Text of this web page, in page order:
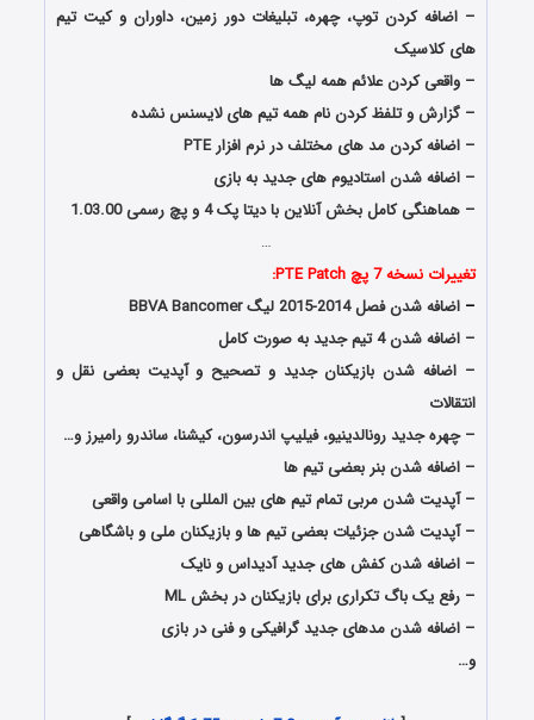
– اضافه کردن توپ، چهره، تبلیغات دور زمین، داوران و کیت تیم
های کلاسیک
– واقعی کردن علائم همه لیگ ها
– گزارش و تلفظ کردن نام همه تیم های لایسنس نشده
– اضافه کردن مد های مختلف در نرم افزار PTE
– اضافه شدن استادیوم های جدید به بازی
– هماهنگی کامل بخش آنلاین با دیتا پک 4 و پچ رسمی 1.03.00
…
تغییرات نسخه 7 پچ PTE Patch:
– اضافه شدن فصل 2014-2015 لیگ BBVA Bancomer
– اضافه شدن 4 تیم جدید به صورت کامل
– اضافه شدن بازیکنان جدید و تصحیح و آپدیت بعضی نقل و
انتقالات
– چهره جدید رونالدینیو، فیلیپ اندرسون، کیشنا، ساندرو رامیرز و…
– اضافه شدن بنر بعضی تیم ها
– آپدیت شدن مربی تمام تیم های بین المللی با اسامی واقعی
– آپدیت شدن جزئیات بعضی تیم ها و بازیکنان ملی وباشگاهی
– اضافه شدن کفش های جدید آدیداس و نایک
– رفع یک باگ تکراری برای بازیکنان در بخش ML
– اضافه شدن مدهای جدید گرافیکی و فنی در بازی
و…